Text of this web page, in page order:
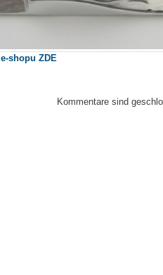
e-shopu ZDE
Kommentare sind